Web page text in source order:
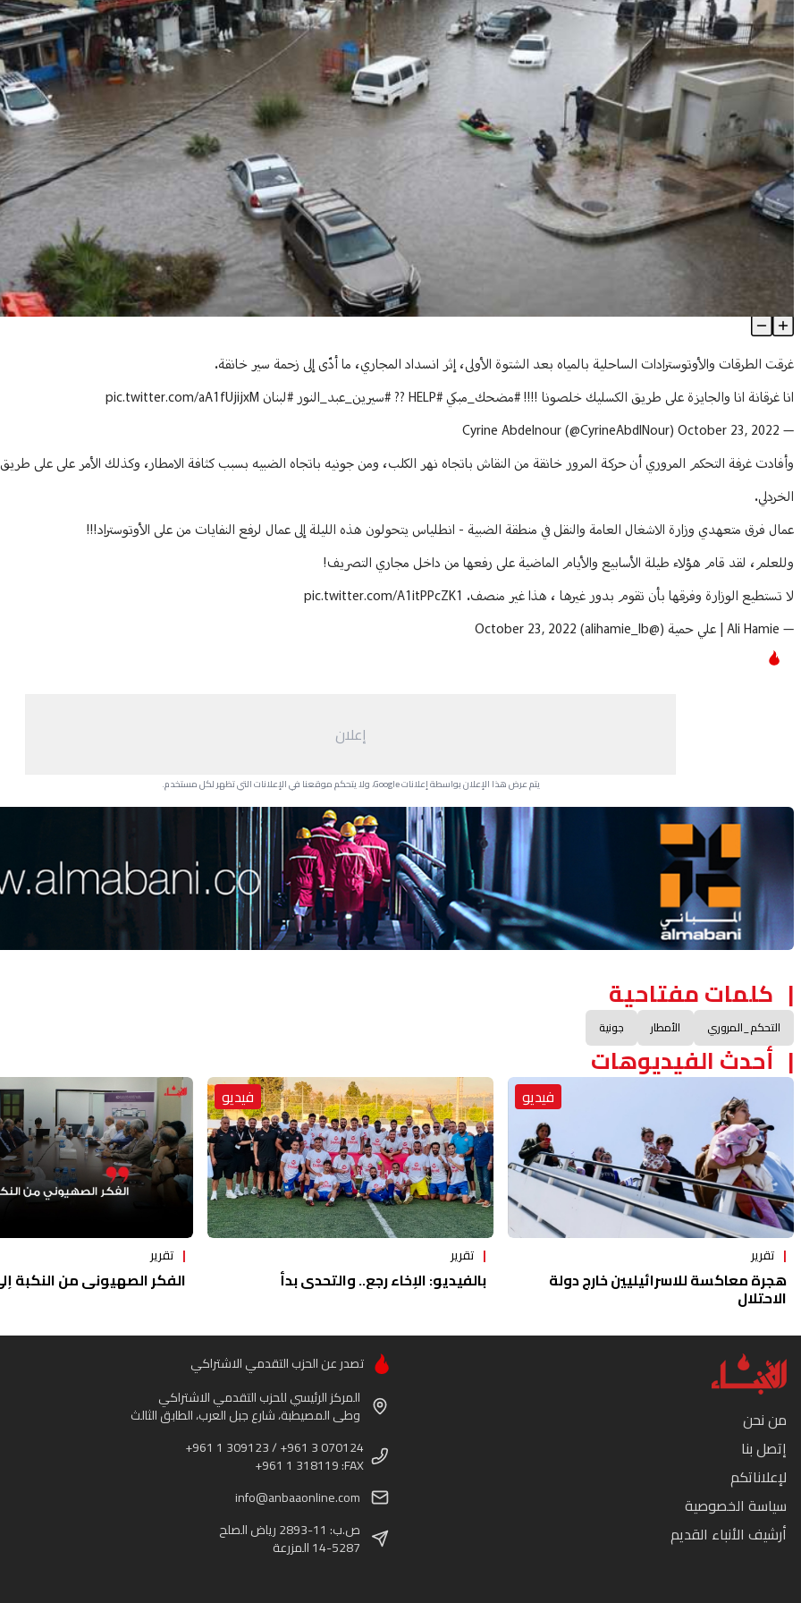
بالصور والفيديو: طرقات لبنان غرقت بعد "الشتوة الأولى"
Article Content
غرقت الطرقات والأوتوسترادات الساحلية بالمياه بعد الشتوة الأولى، إثر انسداد المجاري، ما أدّى إلى زحمة سير خانقة.
انا غرقانة انا والجايزة على طريق الكسليك خلصونا !!!!#مضحك_مبكي#HELP
??#سيرين_عبد_النور#لبنان pic.twitter.com/aA1fUjijxM
— Cyrine Abdelnour (@CyrineAbdlNour)
October 23, 2022
وأفادت غرفة التحكم المروري أن حركة المرور خانقة من النقاش باتجاه نهر الكلب، ومن جونيه باتجاه الضبيه بسبب كثافة الامطار، وكذلك الأمر على على
الخردلي.
عمال فرق متعهدي وزارة الاشغال العامة والنقل في منطقة الضبية - انطلياس يتحولون هذه الليلة إلى عمال لرفع النفايات من على الأوتوستراد!!!
وللعلم، لقد قام هؤلاء طيلة الأسابيع والأيام الماضية على رفعها من داخل مجاري التصريف!
لا تستطيع الوزارة وفرقها بأن تقوم بدور غيرها ، هذا غير منصف. pic.twitter.com/A1itPPcZK1
— Ali Hamie | علي حمية (@alihamie_lb)
October 23, 2022
إعلان
يتم عرض هذا الإعلان بواسطة إعلانات Google، ولا يتحكم موقعنا في الإعلانات التي تظهر لكل مستخدم.
Advertisement Section
كلمات مفتاحية
التحكم_المروري الأمطار جونية
أحدث الفيديوهات
فيديو
تقرير
هجرة معاكسة للاسرائيليين خارج دولة
الاحتلال
فيديو
تقرير
بالفيديو: الإخاء رجع.. والتحدي بدأ
تقرير
الفكر الصهيوني من النكبة
من نحن
إتصل بنا
لإعلاناتكم
سياسة الخصوصية
أرشيف الأنباء القديم
تصدر عن الحزب التقدمي الاشتراكي
المركز الرئيسي للحزب التقدمي الاشتراكي
وطى المصيطبة، شارع جبل العرب، الطابق الثالث
+961 1 309123 / +961 3 070124
+961 1 318119 :FAX
info@anbaaonline.com
ص.ب: 11-2893 رياض الصلح
14-5287 المزرعة